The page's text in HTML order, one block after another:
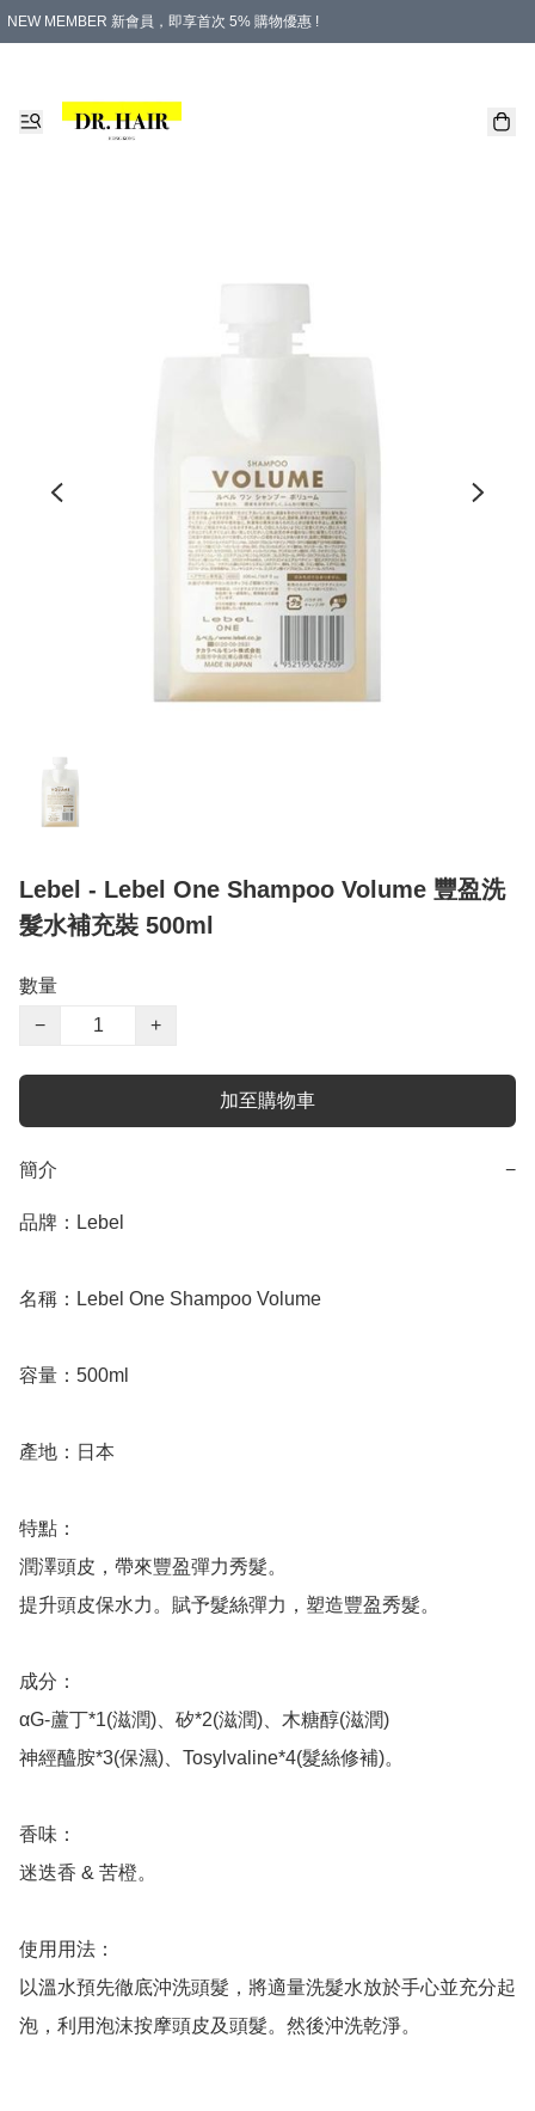
NEW MEMBER 新會員，即享首次 5% 購物優惠 !
Lebel - Lebel One Shampoo Volume 豐盈洗
髮水補充裝 500ml
數量
−
+
加至購物車
簡介 −
品牌：Lebel
名稱：Lebel One Shampoo Volume
容量：500ml
產地：日本
特點：
潤澤頭皮，帶來豐盈彈力秀髮。
提升頭皮保水力。賦予髮絲彈力，塑造豐盈秀髮。
成分：
αG-蘆丁*1(滋潤)、矽*2(滋潤)、木糖醇(滋潤)
神經醯胺*3(保濕)、Tosylvaline*4(髮絲修補)。
香味：
迷迭香 & 苦橙。
使用用法：
以溫水預先徹底沖洗頭髮，將適量洗髮水放於手心並充分起
泡，利用泡沫按摩頭皮及頭髮。然後沖洗乾淨。